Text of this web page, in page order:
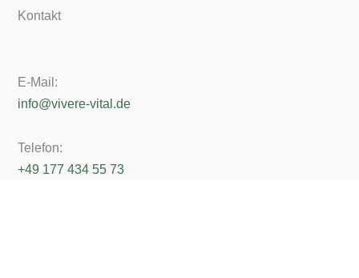
Kontakt
E-Mail:
info@vivere-vital.de
Telefon:
+49 177 434 55 73